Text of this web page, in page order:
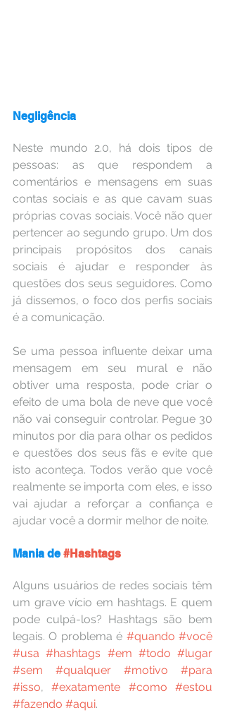
Negligência
Neste mundo 2.0, há dois tipos de
pessoas: as que respondem a
comentários e mensagens em suas
contas sociais e as que cavam suas
próprias covas sociais. Você não quer
pertencer ao segundo grupo. Um dos
principais propósitos dos canais
sociais é ajudar e responder às
questões dos seus seguidores. Como
já dissemos, o foco dos perfis sociais
é a comunicação.
Se uma pessoa influente deixar uma
mensagem em seu mural e não
obtiver uma resposta, pode criar o
efeito de uma bola de neve que você
não vai conseguir controlar. Pegue 30
minutos por dia para olhar os pedidos
e questões dos seus fãs e evite que
isto aconteça. Todos verão que você
realmente se importa com eles, e isso
vai ajudar a reforçar a confiança e
ajudar você a dormir melhor de noite.
Mania de #Hashtags
Alguns usuários de redes sociais têm
um grave vício em hashtags. E quem
pode culpá-los? Hashtags são bem
legais. O problema é #quando #você
#usa #hashtags #em #todo #lugar
#sem
#qualquer #motivo
#para
#isso, #exatamente #como
#estou
#fazendo #aqui.